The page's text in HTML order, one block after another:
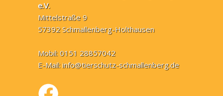
e.V.
Mittelstraße 9
57392 Schmallenberg-Holthausen
Mobil: 0151 28857042
E-Mail:info@tierschutz-schmallenberg.de